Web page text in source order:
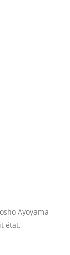
Ayoyama
état.